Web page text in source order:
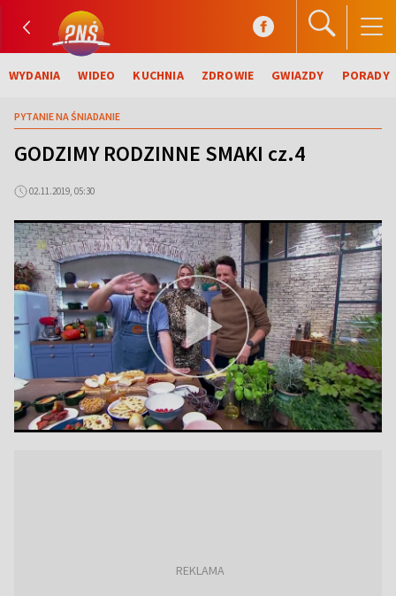
WYDANIA WIDEO KUCHNIA ZDROWIE GWIAZDY PORADY
PYTANIE NA ŚNIADANIE
GODZIMY RODZINNE SMAKI cz.4
02.11.2019, 05:30